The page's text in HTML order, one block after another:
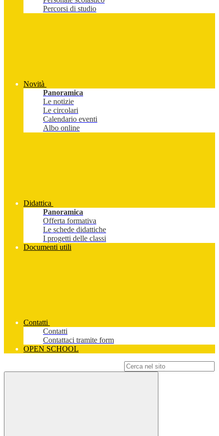
Percorsi di studio
Novità
Panoramica
Le notizie
Le circolari
Calendario eventi
Albo online
Didattica
Panoramica
Offerta formativa
Le schede didattiche
I progetti delle classi
Documenti utili
Contatti
Contatti
Contattaci tramite form
OPEN SCHOOL